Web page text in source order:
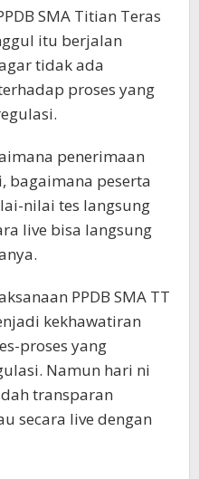
SMA Titian Teras
itu berjalan
tidak ada
proses yang
penerimaan
bagaimana peserta
nilai tes langsung
live bisa langsung
PPDB SMA TT
kekhawatiran
proses yang
Namun hari ni
transparan
secara live dengan